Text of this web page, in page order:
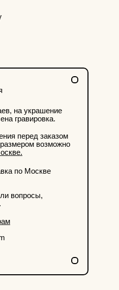
перед заказом
возможно
на украшение
гравировка.
по Москве
вопросы,